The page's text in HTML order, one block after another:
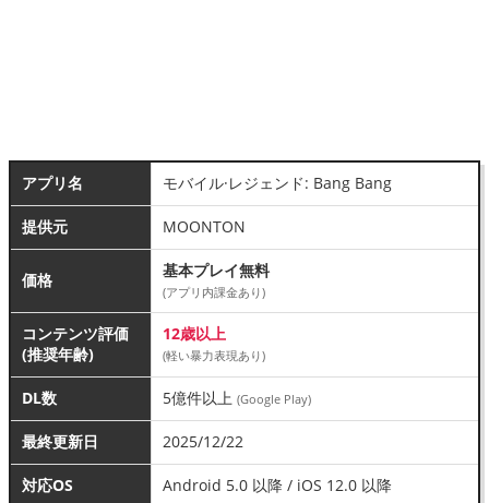
アプリ名 モバイル·レジェンド: Bang Bang
提供元 MOONTON
価格 基本プレイ無料
(アプリ内課金あり)
コンテンツ評価
(推奨年齢)
12歳以上
(軽い暴力表現あり)
DL数 5億件以上 (Google Play)
最終更新日 2025/12/22
対応OS Android 5.0 以降 / iOS 12.0 以降